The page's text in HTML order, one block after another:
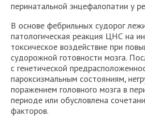
перинатальной энцефалопатии у
В основе фебрильных судорог
патологическая реакция ЦНС на
токсическое воздействие при
судорожной готовности мозга.
с генетической
пароксизмальным состояниям,
поражением головного мозга в
периоде или обусловлена
факторов.